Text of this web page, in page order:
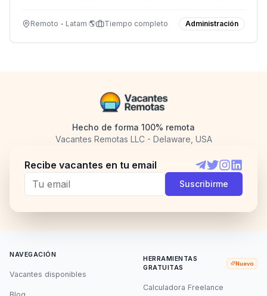
Remoto - Latam 🌎 Tiempo completo Administración
Hecho de forma 100% remota
Vacantes Remotas LLC - Delaware, USA
Recibe vacantes en tu email
Telegram
TwitterInstagram
Suscribirme
NAVEGACIÓN
Vacantes disponibles
HERRAMIENTAS
GRATUITAS
Nuevo
Calculadora Freelance